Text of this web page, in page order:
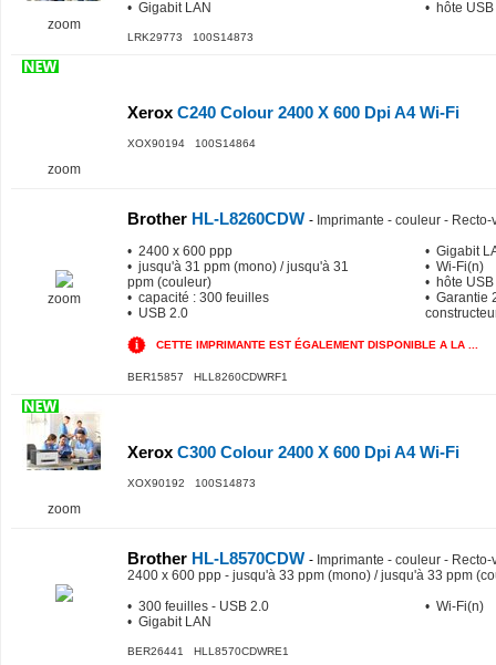
zoom
• Gigabit LAN • hôte
LRK29773 100S14873
zoom
Xerox C240 Colour 2400 X 600 Dpi A4 Wi-Fi
XOX90194 100S14864
zoom
Brother HL-L8260CDW - Imprimante - couleur -
• 2400 x 600 ppp
• jusqu'à 31 ppm (mono) / jusqu'à 31
ppm (couleur)
• capacité : 300 feuilles
• USB 2.0
• Gigabit
• Wi-Fi(n)
• hôte USB
• Garantie
CETTE IMPRIMANTE EST ÉGALEMENT DISPONIBLE A LA ...
BER15857 HLL8260CDWRF1
zoom
Xerox C300 Colour 2400 X 600 Dpi A4 Wi-Fi
XOX90192 100S14873
Brother HL-L8570CDW - Imprimante - couleur -
2400 x 600 ppp - jusqu'à 33 ppm (mono) / jusqu'à 33 ppm
• 300 feuilles - USB 2.0
• Gigabit LAN
• Wi-Fi(n)
BER26441 HLL8570CDWRE1